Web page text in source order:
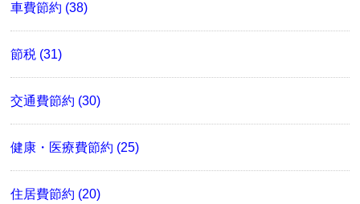
車費節約 (38)
節税 (31)
交通費節約 (30)
健康・医療費節約 (25)
住居費節約 (20)